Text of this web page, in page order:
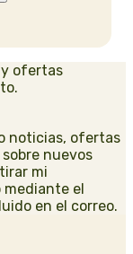
ofertas
noticias, ofertas
nuevos
mi
el
en el correo.